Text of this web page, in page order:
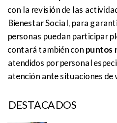
con la revisión de las
Bienestar Social, para
personas puedan participar
contará también con puntos
atendidos por personal
atención ante situaciones
DESTACADOS